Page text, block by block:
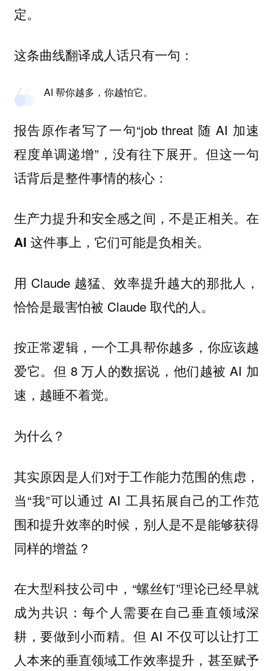
定。
这条曲线翻译成人话只有一句：
AI 帮你越多，你越怕它。
报告原作者写了一句“job threat 随 AI 加速
程度单调递增”，没有往下展开。但这一句
话背后是整件事情的核心：
生产力提升和安全感之间，不是正相关。在
AI 这件事上，它们可能是负相关。
用 Claude 越猛、效率提升越大的那批人，
恰恰是最害怕被 Claude 取代的人。
按正常逻辑，一个工具帮你越多，你应该越
爱它。但 8 万人的数据说，他们越被 AI 加
速，越睡不着觉。
为什么？
其实原因是人们对于工作能力范围的焦虑，
当“我”可以通过 AI 工具拓展自己的工作范
围和提升效率的时候，别人是不是能够获得
同样的增益？
在大型科技公司中，“螺丝钉”理论已经早就
成为共识：每个人需要在自己垂直领域深
耕，要做到小而精。但 AI 不仅可以让打工
人本来的垂直领域工作效率提升，甚至赋予